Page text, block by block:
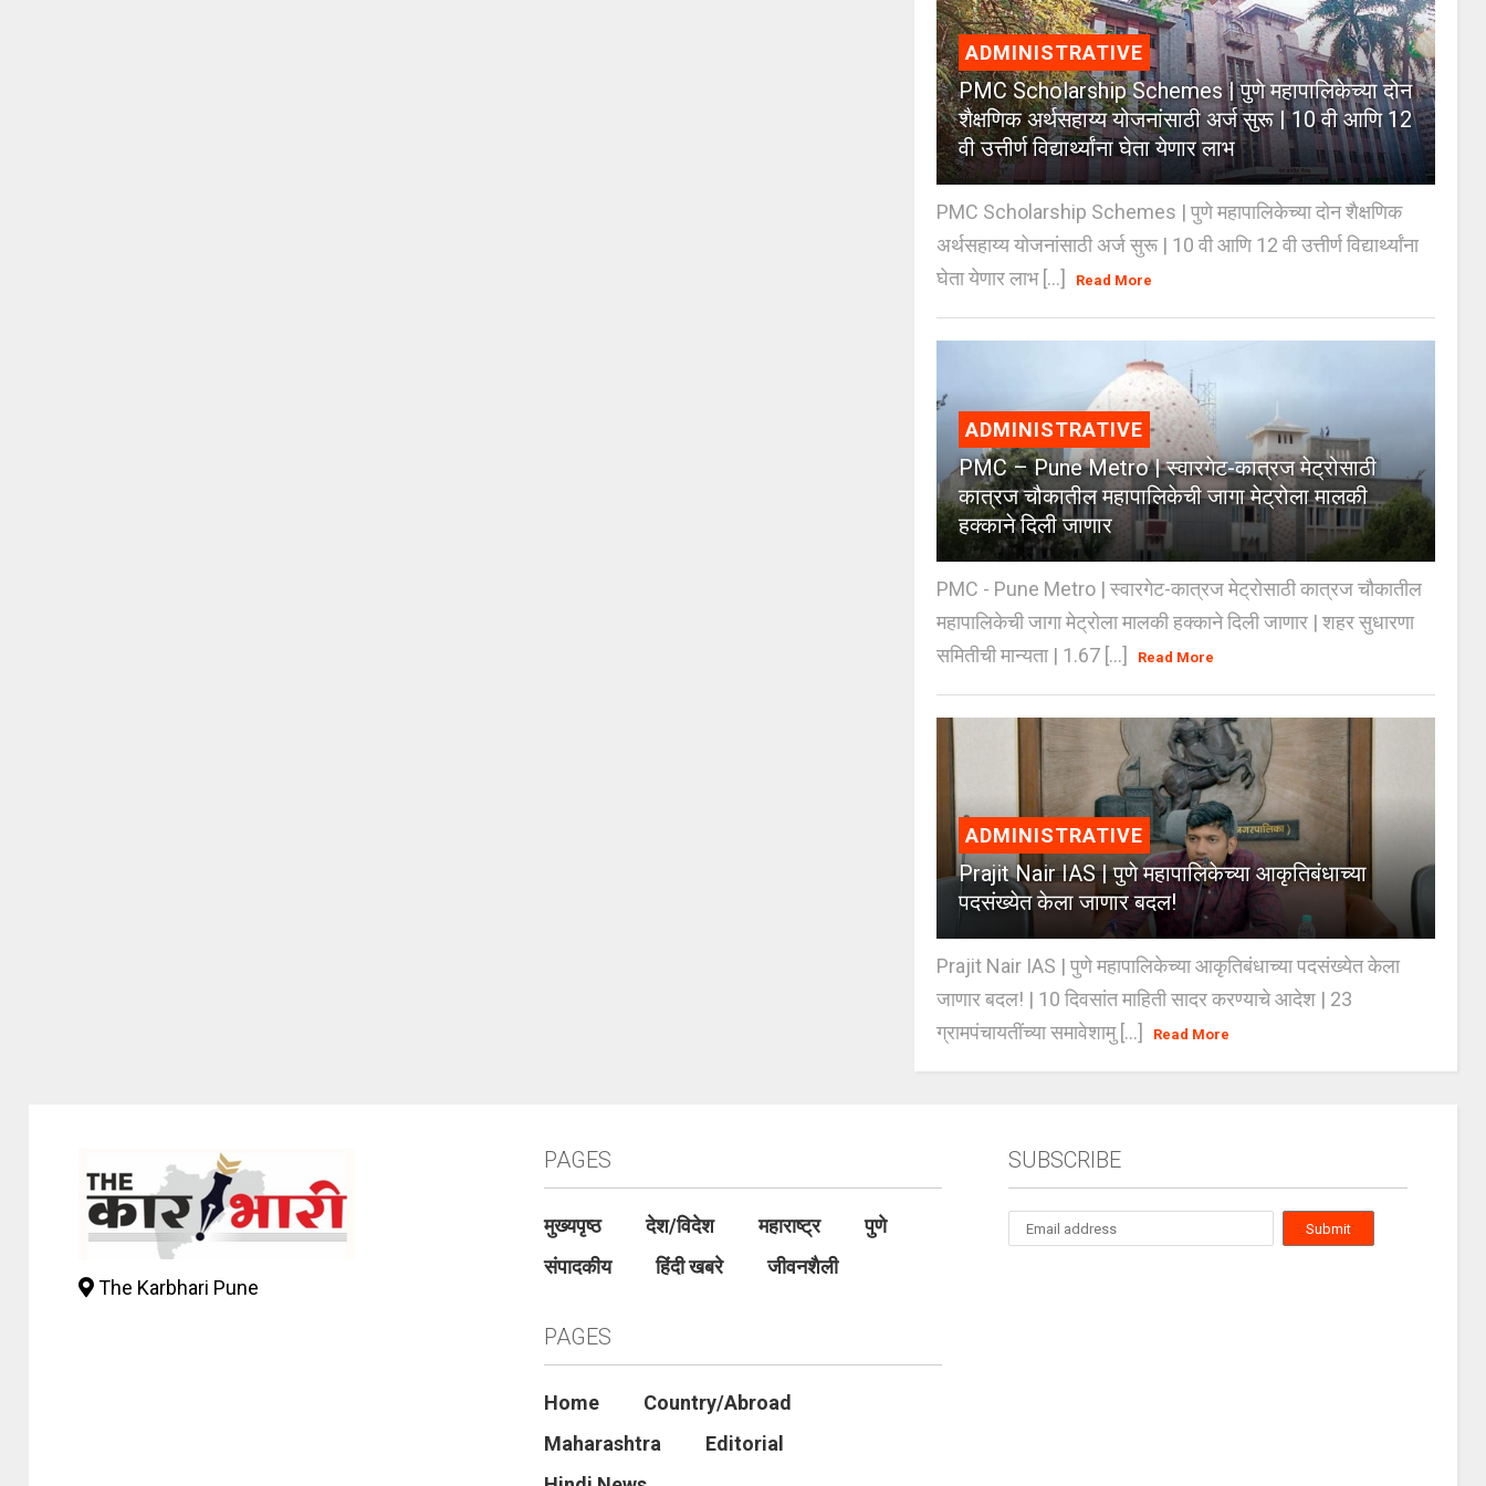
ADMINISTRATIVE
PMC Scholarship Schemes | पुणे महापालिकेच्या दोन
शैक्षणिक अर्थसहाय्य योजनांसाठी अर्ज सुरू | 10 वी आणि 12
वी उत्तीर्ण विद्यार्थ्यांना घेता येणार लाभ
PMC Scholarship Schemes | पुणे महापालिकेच्या दोन शैक्षणिक
अर्थसहाय्य योजनांसाठी अर्ज सुरू | 10 वी आणि 12 वी उत्तीर्ण विद्यार्थ्यांना
घेता येणार लाभ [...]
Read More
ADMINISTRATIVE
PMC – Pune Metro | स्वारगेट-कात्रज मेट्रोसाठी
कात्रज चौकातील महापालिकेची जागा मेट्रोला मालकी
हक्काने दिली जाणार
PMC - Pune Metro | स्वारगेट-कात्रज मेट्रोसाठी कात्रज चौकातील
महापालिकेची जागा मेट्रोला मालकी हक्काने दिली जाणार | शहर सुधारणा
समितीची मान्यता | 1.67 [...]
Read More
ADMINISTRATIVE
Prajit Nair IAS | पुणे महापालिकेच्या आकृतिबंधाच्या
पदसंख्येत केला जाणार बदल!
Prajit Nair IAS | पुणे महापालिकेच्या आकृतिबंधाच्या पदसंख्येत केला
जाणार बदल! | 10 दिवसांत माहिती सादर करण्याचे आदेश | 23
ग्रामपंचायतींच्या समावेशामु [...]
Read More
The Karbhari Pune
PAGES
मुख्यपृष्ठ देश/विदेश महाराष्ट्र
पुणे
संपादकीय
हिंदी खबरे जीवनशैली
PAGES
Home
Country/Abroad
Maharashtra
Editorial
SUBSCRIBE